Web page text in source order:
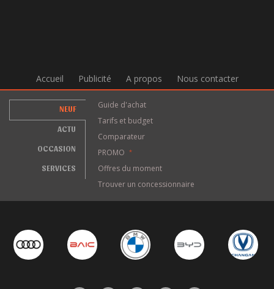
Accueil Publicité A propos Nous contacter
NEUF
ACTU
OCCASION
SERVICES
Guide d'achat
Tarifs et budget
Comparateur
PROMO
*
Offres du moment
Trouver un concessionnaire